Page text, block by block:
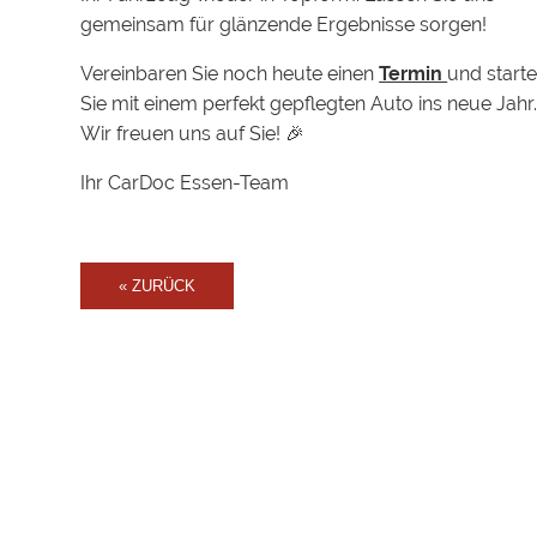
gemeinsam für glänzende Ergebnisse sorgen!
Vereinbaren Sie noch heute einenTermin und
Sie mit einem perfekt gepflegten Auto ins neue Jahr.
Wir freuen uns auf Sie! 🎉
Ihr CarDoc Essen-Team
« ZURÜCK